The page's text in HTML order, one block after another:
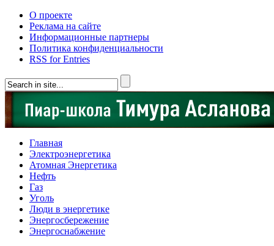
О проекте
Реклама на сайте
Информационные партнеры
Политика конфиденциальности
RSS for Entries
Главная
Электроэнергетика
Атомная Энергетика
Нефть
Газ
Уголь
Люди в энергетике
Энергосбережение
Энергоснабжение